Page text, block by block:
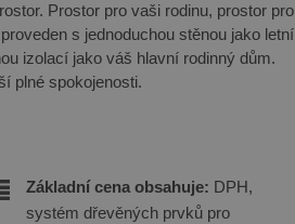
Prostor pro vaši rodinu, prostor pro
s jednoduchou stěnou jako letní
izolací jako váš hlavní rodinný dům.
plné spokojenosti.
Základní cena obsahuje: DPH,
systém dřevěných prvků pro